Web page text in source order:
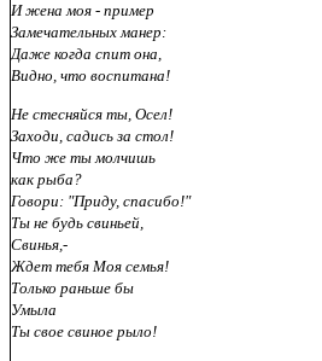
И жена моя - пример
Замечательных манер:
Даже когда спит она,
Видно, что воспитана!
Не стесняйся ты, Осел!
Заходи, садись за стол!
Что же ты молчишь
как рыба?
Говори: "Приду, спасибо!"
Ты не будь свиньей,
Свинья,-
Ждет тебя Моя семья!
Только раньше бы
Умыла
Ты свое свиное рыло!